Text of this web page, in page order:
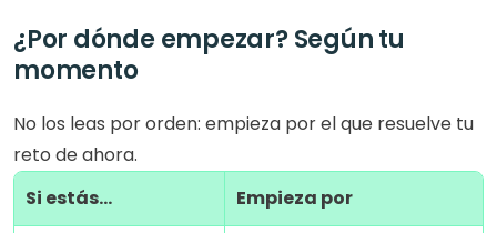
¿Por dónde empezar? Según tu
momento
No los leas por orden: empieza por el que resuelve tu
reto de ahora.
Si estás…
Empieza por